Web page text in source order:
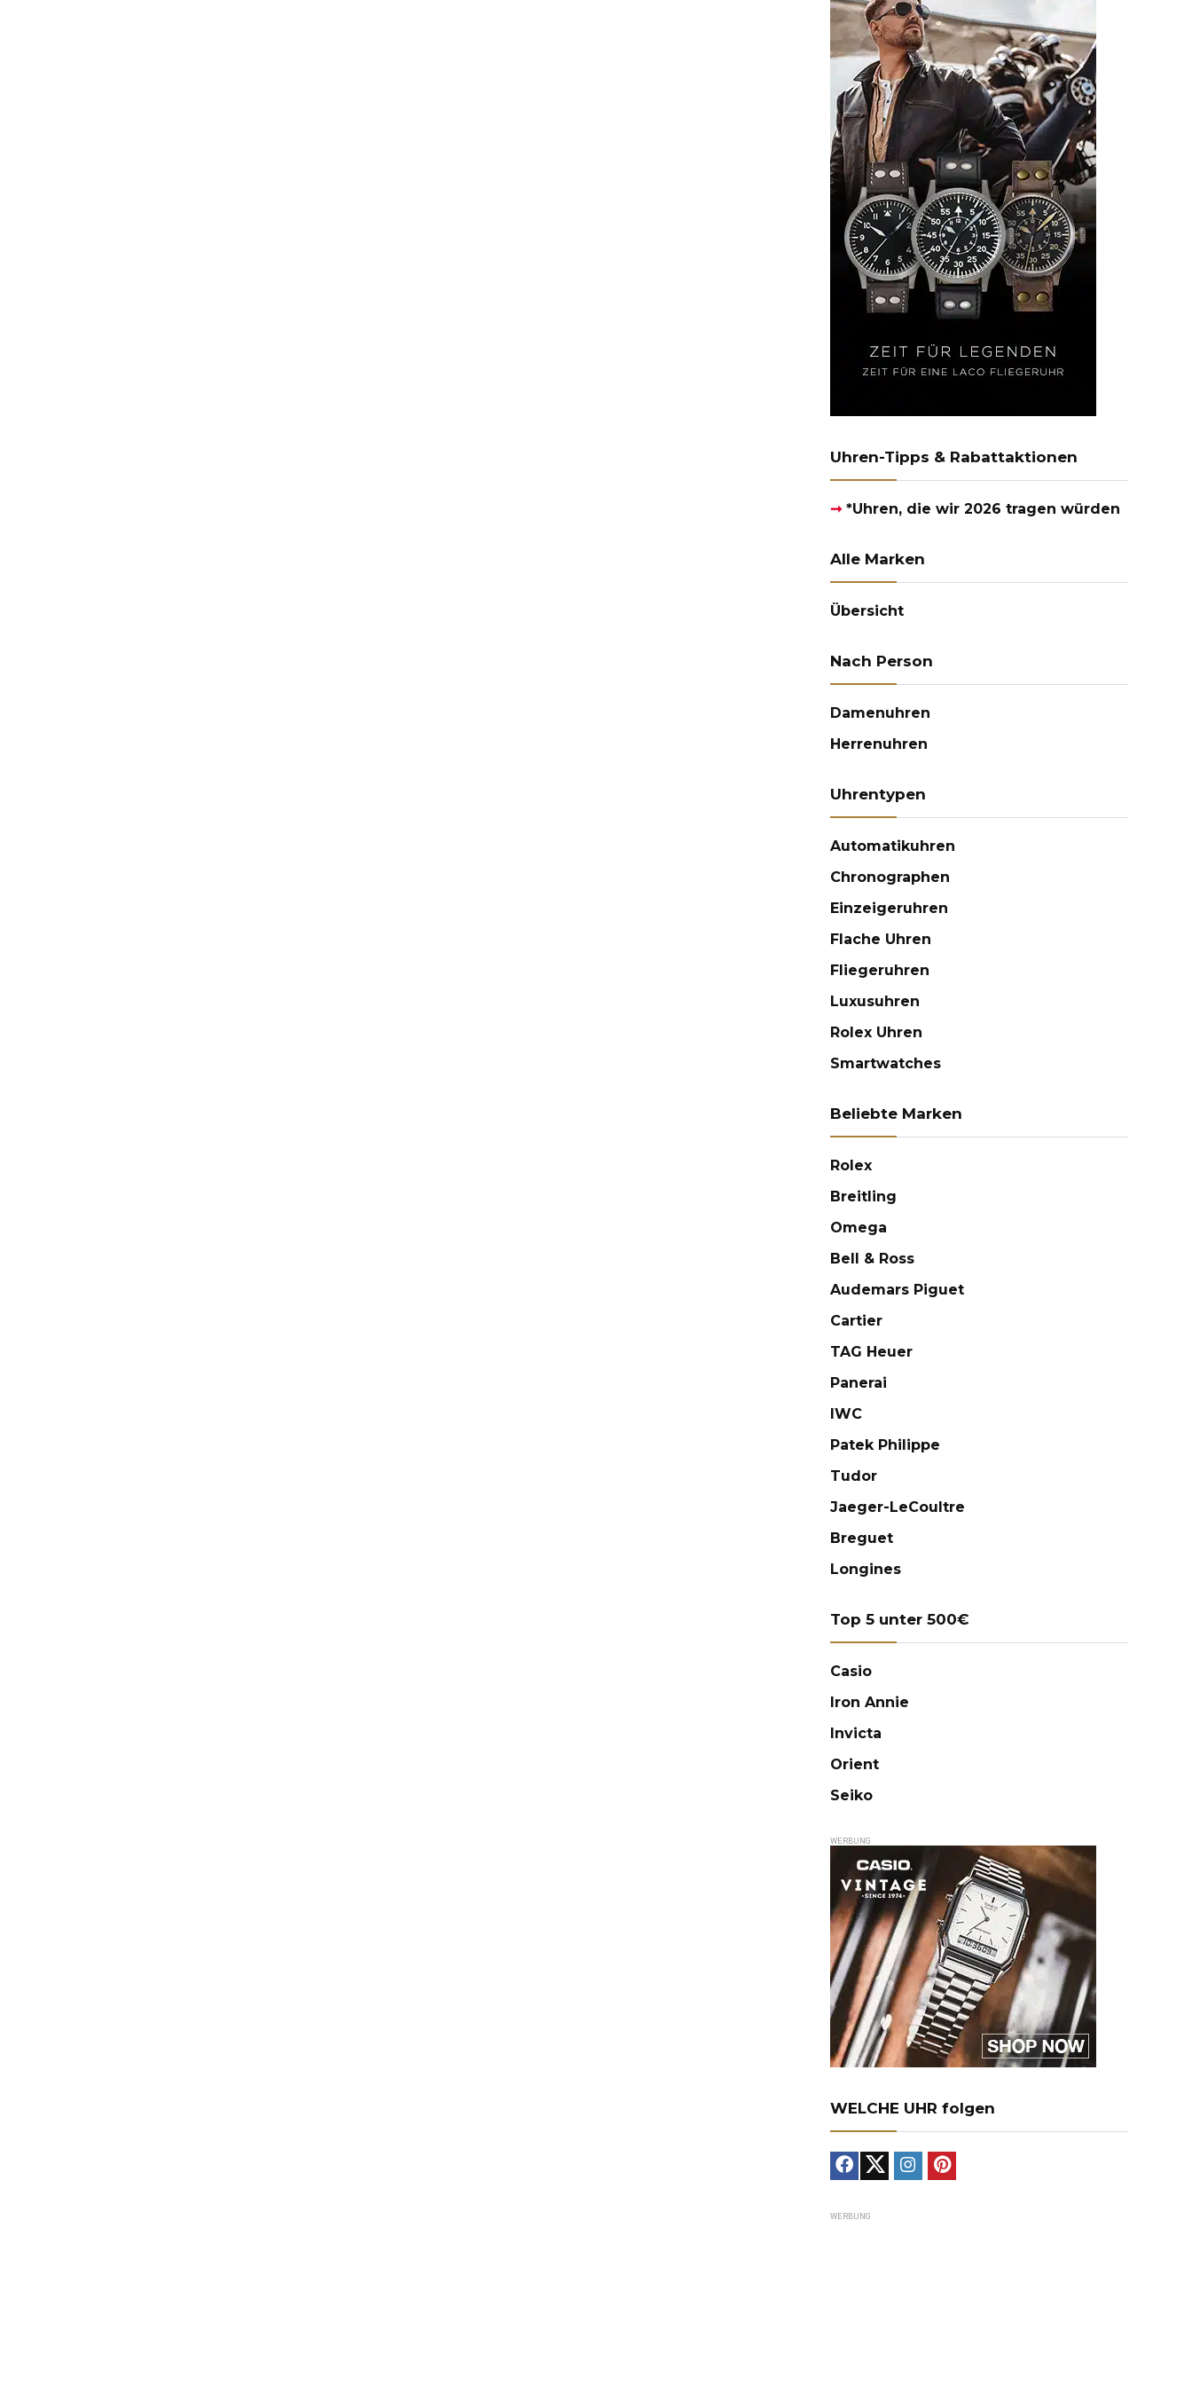
Uhren-Tipps & Rabattaktionen
➞ *Uhren, die wir 2026 tragen würden
Alle Marken
Übersicht
Nach Person
Damenuhren
Herrenuhren
Uhrentypen
Automatikuhren
Chronographen
Einzeigeruhren
Flache Uhren
Fliegeruhren
Luxusuhren
Rolex Uhren
Smartwatches
Beliebte Marken
Rolex
Breitling
Omega
Bell & Ross
Audemars Piguet
Cartier
TAG Heuer
Panerai
IWC
Patek Philippe
Tudor
Jaeger-LeCoultre
Breguet
Longines
Top 5 unter 500€
Casio
Iron Annie
Invicta
Orient
Seiko
WERBUNG
WELCHE UHR folgen
WERBUNG